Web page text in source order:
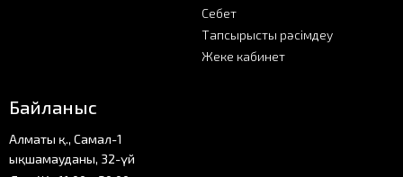
Себет
Тапсырысты рәсімдеу
Жеке кабинет
Байланыс
Алматы қ., Самал-1
ықшамауданы, 32-үй